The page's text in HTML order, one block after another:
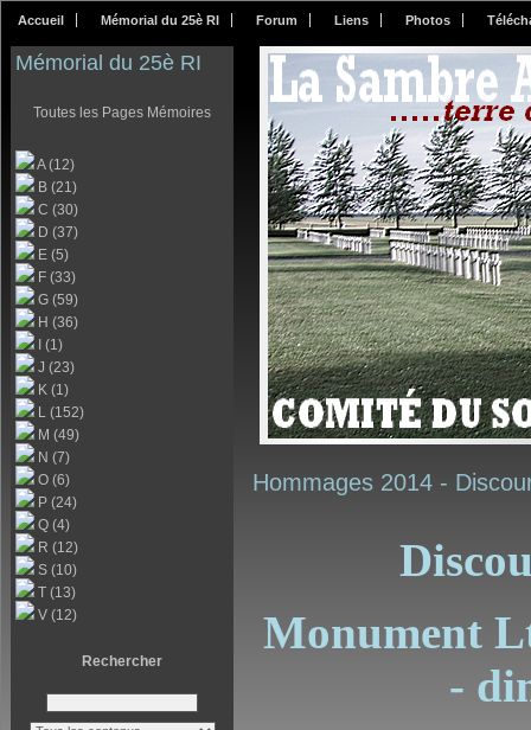
Accueil Mémorial du 25è RI Forum Liens Photos
Mémorial du 25è RI
Toutes les Pages Mémoires
A (12)
B (21)
C (30)
D (37)
E (5)
F (33)
G (59)
H (36)
I (1)
J (23)
K (1)
L (152)
M (49)
N (7)
O (6)
P (24)
Q (4)
R (12)
S (10)
T (13)
V (12)
Rechercher
Hommages 2014 -
Monument
-